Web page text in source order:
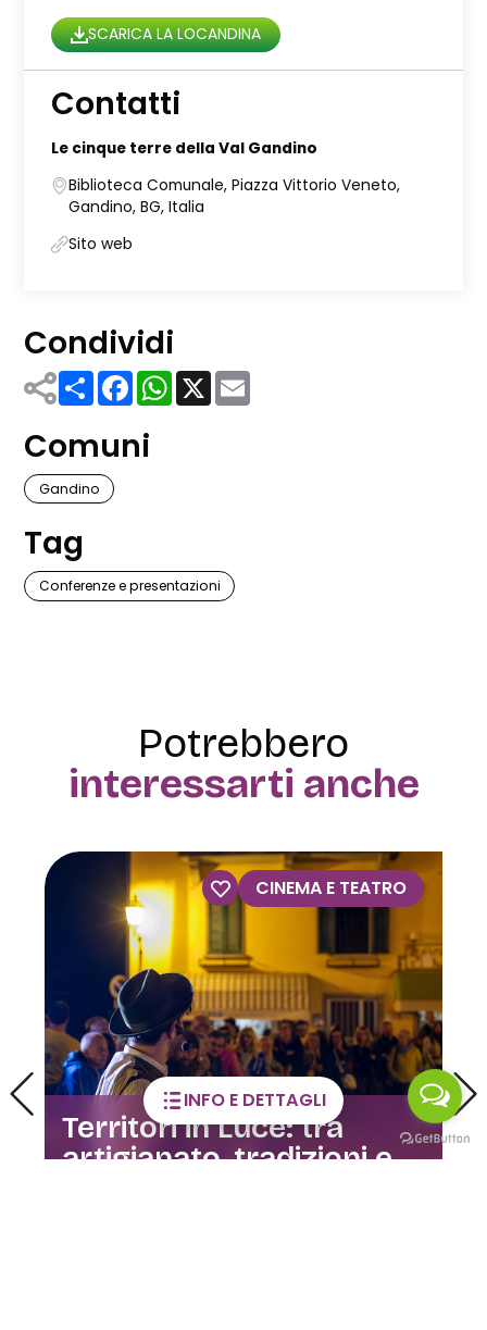
INFO E DETTAGLI
SCARICA LA LOCANDINA
Contatti
Le cinque terre della Val Gandino
Biblioteca Comunale, Piazza Vittorio Veneto,
Gandino, BG, Italia
Sito web
Condividi
ShareFacebook
WhatsApp
X
Comuni
Gandino
Tag
Conferenze e presentazioni
Potrebbero
interessarti anche
VISITE GUIDATE
Visite guidate alla Casa